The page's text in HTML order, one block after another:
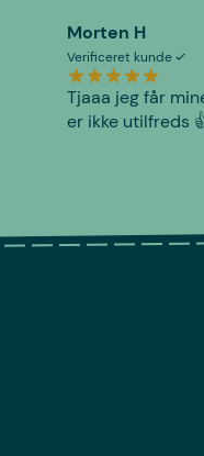
Morten H
Verificeret kunde
Tjaaa jeg får
er ikke utilfreds